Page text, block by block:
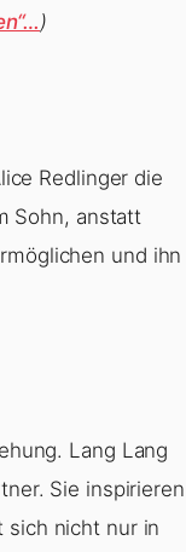
)
Redlinger die
Sohn, anstatt
und ihn
Lang Lang
Sie inspirieren
sich nicht nur in